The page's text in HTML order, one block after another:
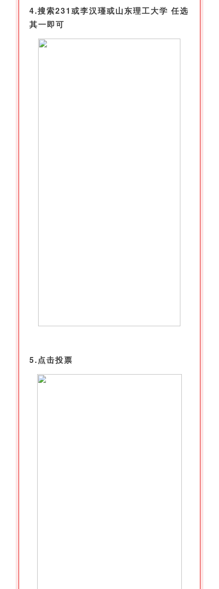
4.搜索231或李汉瑾或山东理工大学 任选
其一即可
5.点击投票